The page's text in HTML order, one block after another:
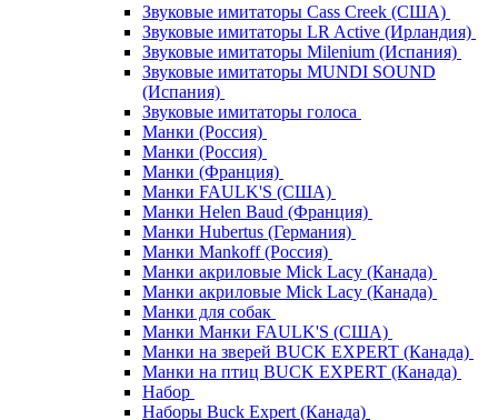
Звуковые имитаторы Cass Creek (США)
Звуковые имитаторы LR Active (Ирландия)
Звуковые имитаторы Milenium (Испания)
Звуковые имитаторы MUNDI SOUND
(Испания)
Звуковые имитаторы голоса
Манки (Россия)
Манки (Россия)
Манки (Франция)
Манки FAULK'S (США)
Манки Helen Baud (Франция)
Манки Hubertus (Германия)
Манки Mankoff (Россия)
Манки акриловые Mick Lacy (Канада)
Манки акриловые Mick Lacy (Канада)
Манки для собак
Манки Манки FAULK'S (США)
Манки на зверей BUCK EXPERT (Канада)
Манки на птиц BUCK EXPERT (Канада)
Набор
Наборы Buck Expert (Канада)